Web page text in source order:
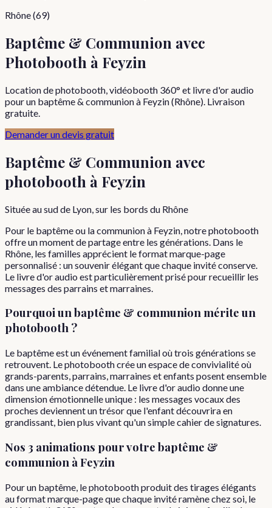
Rhône (69)
Baptême & Communion avec
Photobooth à Feyzin
Location de photobooth, vidéobooth 360° et livre d'or audio
pour un baptême & communion à Feyzin (Rhône). Livraison
gratuite.
Demander un devis gratuit
Baptême & Communion avec
photobooth à Feyzin
Située au sud de Lyon, sur les bords du Rhône
Pour le baptême ou la communion à Feyzin, notre photobooth
offre un moment de partage entre les générations. Dans le
Rhône, les familles apprécient le format marque-page
personnalisé : un souvenir élégant que chaque invité conserve.
Le livre d'or audio est particulièrement prisé pour recueillir les
messages des parrains et marraines.
Pourquoiunbaptême & communion mérite un
photobooth ?
Le baptême est un événement familial où trois générations se
retrouvent. Le photobooth crée un espace de convivialité où
grands-parents, parrains, marraines et enfants posent ensemble
dans une ambiance détendue. Le livre d'or audio donne une
dimension émotionnelle unique : les messages vocaux des
proches deviennent un trésor que l'enfant découvrira en
grandissant, bien plus vivant qu'un simple cahier de signatures.
Nos 3 animations pour votre baptême &
communion à Feyzin
Pour un baptême, le photobooth produit des tirages élégants
au format marque-page que chaque invité ramène chez soi, le